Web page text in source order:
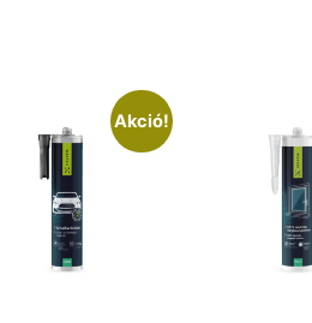
Akció!